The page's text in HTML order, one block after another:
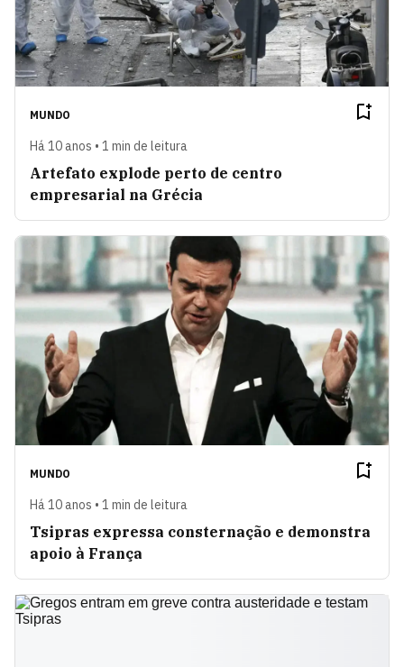
MUNDO
Há 10 anos • 1 min de leitura
Artefato explode perto de centro
empresarial na Grécia
MUNDO
Há 10 anos • 1 min de leitura
Tsipras expressa consternação e demonstra
apoio à França